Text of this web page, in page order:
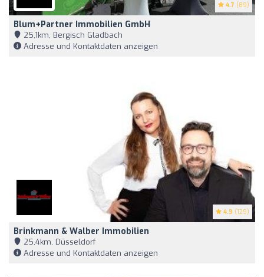
4.7 (89)
Blum+Partner Immobilien GmbH
25,1km, Bergisch Gladbach
Adresse und Kontaktdaten anzeigen
4.9 (129)
Brinkmann & Walber Immobilien
25,4km, Düsseldorf
Adresse und Kontaktdaten anzeigen